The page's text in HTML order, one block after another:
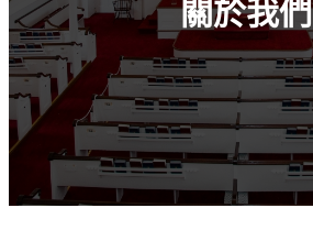
關於我們